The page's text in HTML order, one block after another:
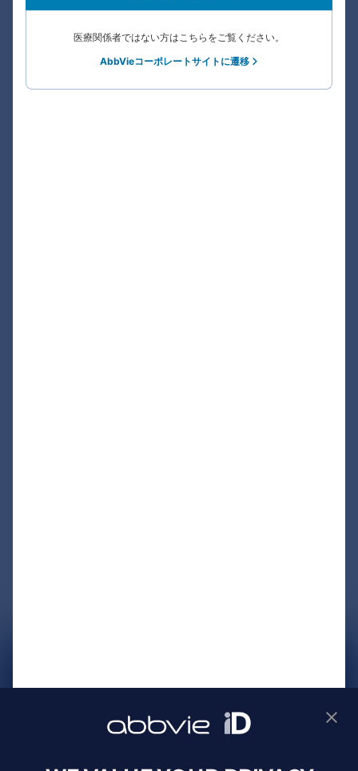
医療関係者ではない方はこちらをご覧ください。
AbbVieコーポレートサイトに遷移
プライバシーポリシー